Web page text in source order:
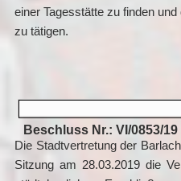
einer Tagesstätte zu finden
zu tätigen.
Beschluss Nr.: VI/0853/19
Die Stadtvertretung der
Sitzung am 28.03.2019 die